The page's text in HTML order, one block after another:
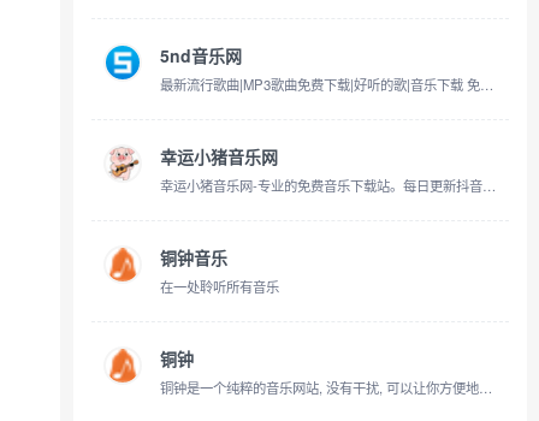
5nd音乐网
最新流行歌曲|MP3歌曲免费下载|好听的歌|音乐下载 免费听mp3音乐
幸运小猪音乐网
幸运小猪音乐网-专业的免费音乐下载站。每日更新抖音热歌、网红歌曲、车载DJ、经典老歌、欧美流行等海量MP3/WAV无损音乐资源，支持按歌手、榜单、专题一键打包下载，无需注册，畅享高品质音乐。
铜钟音乐
在一处聆听所有音乐
铜钟
铜钟是一个纯粹的音乐网站, 没有干扰, 可以让你方便地听歌, 专注于学习和工作.